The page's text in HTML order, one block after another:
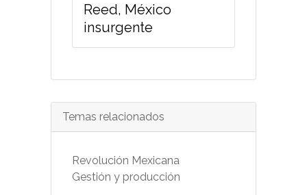
Reed, México
insurgente
Temas relacionados
Revolución Mexicana
Gestión y producción